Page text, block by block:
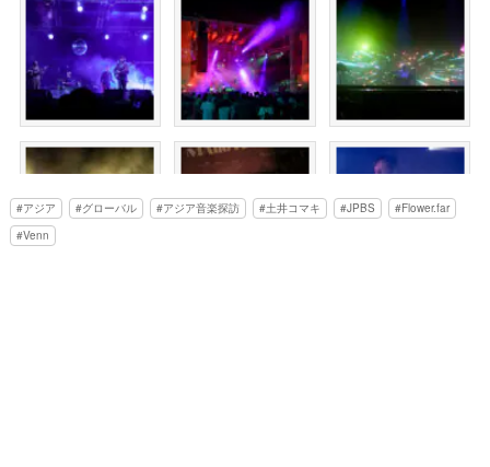
アジア グローバル アジア音楽探訪 土井コマキ JPBS
Flower.far
Venn